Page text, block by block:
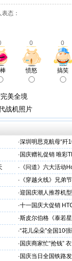
表态：
0 0
愤怒 搞笑
美全境
战机照片
·深圳明思克航母“歼
· 国庆赠礼促销 唯彩
· 《问道》六大活动
· 《穿越火线》兄弟
·迎国庆潮人推荐机
·十一国庆大促销
·斯皮尔伯格《泰若
·“花儿朵朵”全国10
· 国庆商家忙“抢钱”
· 国庆当日全国铁路